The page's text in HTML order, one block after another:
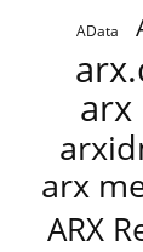
AData
arx
arx
ARX